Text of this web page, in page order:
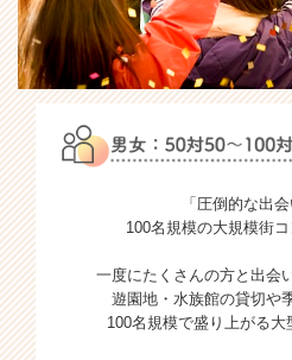
「圧倒的な出
100名規模の大規模街コ
一度にたくさんの方と出会
遊園地・水族館の貸切や
100名規模で盛り上がる大